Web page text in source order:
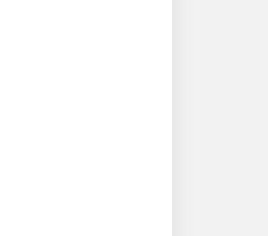
বিনিয়োগ
ক্ষতিগ্রস্তদের
দিলেন সাচিং প্রু